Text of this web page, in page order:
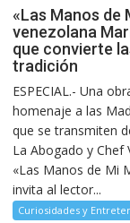
«Las Manos de
venezolana
que convierte
tradición
ESPECIAL.- Una
homenaje a las
que se transmiten
La Abogado y
«Las Manos de Mi
invita al lector...
Curiosidades y